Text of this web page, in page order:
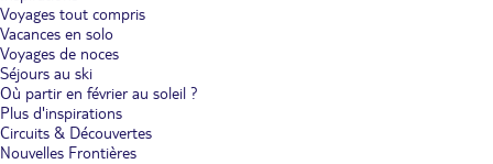
Voyages tout compris
Vacances en solo
Voyages de noces
Séjours au ski
Où partir en février au soleil ?
Plus d'inspirations
Circuits & Découvertes
Nouvelles Frontières